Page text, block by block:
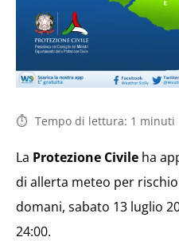
Tempo di lettura: 1 minuti
La Protezione Civile ha
di allerta meteo per
domani, sabato 13 luglio
24:00.